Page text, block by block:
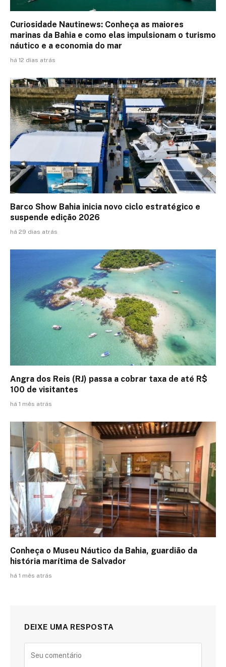
Curiosidade Nautinews: Conheça as maiores
marinas da Bahia e como elas impulsionam o turismo
náutico e a economia do mar
há 12 dias atrás
Barco Show Bahia inicia novo ciclo estratégico e
suspende edição 2026
há 29 dias atrás
Angra dos Reis (RJ) passa a cobrar taxa de até R$
100 de visitantes
há 1 mês atrás
Conheça o Museu Náutico da Bahia, guardião da
história marítima de Salvador
há 1 mês atrás
DEIXE UMA RESPOSTA